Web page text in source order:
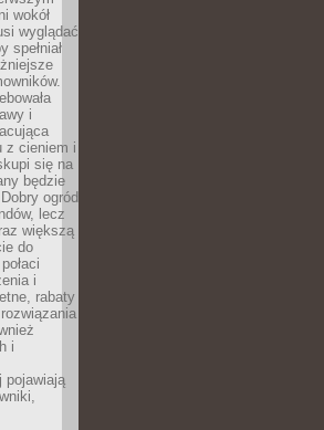
wokół
wyglądać
spełniał
i
z cieniem i
się na
będzie
ogród
lecz
większą
do
i
rabaty
i
pojawiają